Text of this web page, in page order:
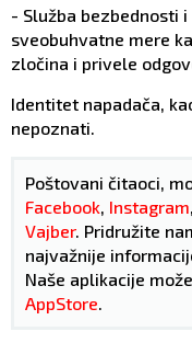
- Služba bezbednosti
sveobuhvatne mere
zločina i privele
Identitet napadača,
nepoznati.
Poštovani čitaoci,
Facebook, Instagram,
Vajber. Pridružite
najvažnije
Naše aplikacije
AppStore.